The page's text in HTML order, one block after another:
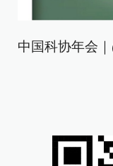
中国科协年会